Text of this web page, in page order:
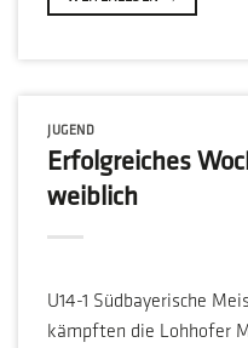
JUGEND
Erfolgreiches
weiblich
U14-1 Südbayerische
kämpften die Lohhofer